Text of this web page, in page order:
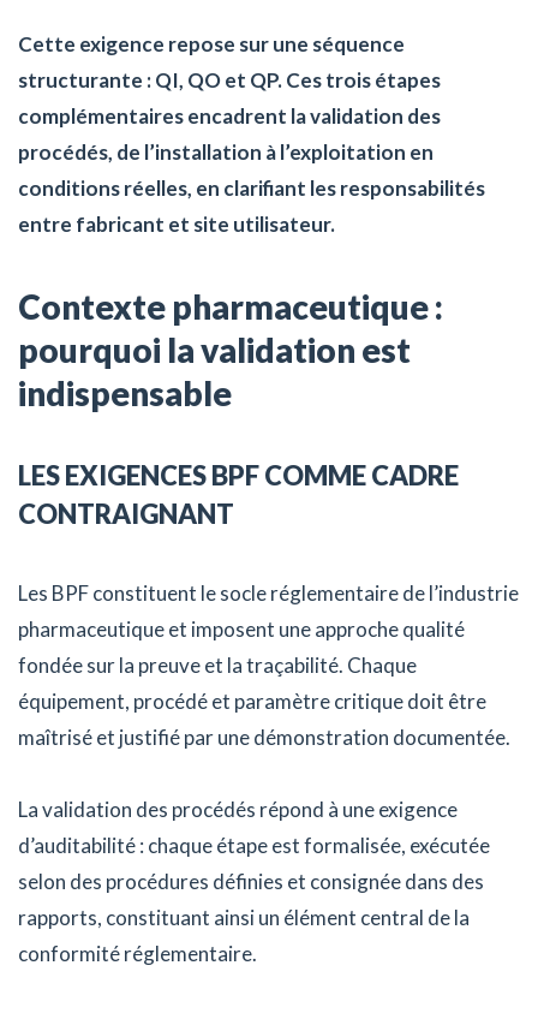
Cette exigence repose sur une séquence
structurante : QI, QO et QP. Ces trois étapes
complémentaires encadrent la validation des
procédés, de l’installation à l’exploitation en
conditions réelles, en clarifiant les responsabilités
entre fabricant et site utilisateur.
Contexte pharmaceutique :
pourquoi la validation est
indispensable
LES EXIGENCES BPF COMME CADRE
CONTRAIGNANT
Les BPF constituent le socle réglementaire de l’industrie
pharmaceutique et imposent une approche qualité
fondée sur la preuve et la traçabilité. Chaque
équipement, procédé et paramètre critique doit être
maîtrisé et justifié par une démonstration documentée.
La validation des procédés répond à une exigence
d’auditabilité : chaque étape est formalisée, exécutée
selon des procédures définies et consignée dans des
rapports, constituant ainsi un élément central de la
conformité réglementaire.